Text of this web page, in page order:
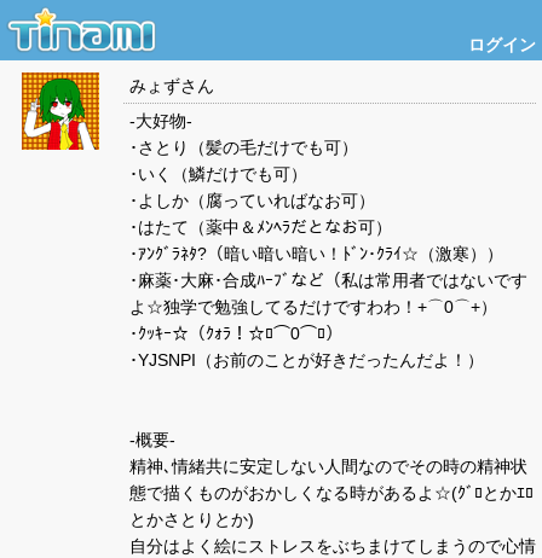
ログイン
みょずさん
-大好物-
･さとり（髪の毛だけでも可）
･いく（鱗だけでも可）
･よしか（腐っていればなお可）
･はたて（薬中＆ﾒﾝﾍﾗだとなお可）
･ｱﾝｸﾞﾗﾈﾀ?（暗い暗い暗い！ﾄﾞﾝ･ｸﾗｲ☆（激寒））
･麻薬･大麻･合成ﾊｰﾌﾞなど（私は常用者ではないです
よ☆独学で勉強してるだけですわわ！+⌒0⌒+）
･ｸｯｷｰ☆（ｸｫﾗ！☆ﾛ⌒0⌒ﾛ）
･YJSNPI（お前のことが好きだったんだよ！）
-概要-
精神､情緒共に安定しない人間なのでその時の精神状
態で描くものがおかしくなる時があるよ☆(ｸﾞﾛとかｴﾛ
とかさとりとか)
自分はよく絵にストレスをぶちまけてしまうので心情